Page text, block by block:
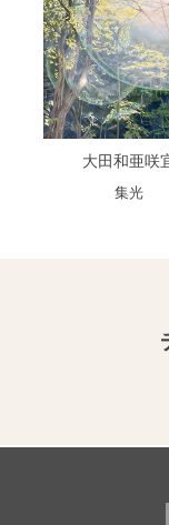
大田和亜咲
集光